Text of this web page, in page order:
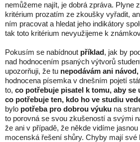
nemůžeme najít, je dobrá zpráva. Plyne
kritérium prozatím ze zkoušky vyřadit,
ním pracovat a hledat jeho indikátory
tak toto kritérium nevyužijeme k
Pokusím se nabídnout příklad, jak by
nad hodnocením psaných výtvorů
upozorňuji, že tu nepodávám ani
hodnocena písemka v dnešním pojetí
to, co potřebuje pisatel k tomu, aby se
co potřebuje ten, kdo ho ve studiu
bylo potřeba pro dobrou výuku na
to porovná se svou zkušeností a svými
že ani v případě, že někde vidíme
mocenská řešení shůry. Chyby mají